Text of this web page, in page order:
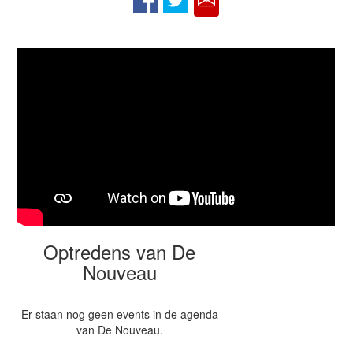
Optredens van De
Nouveau
Er staan nog geen events in de agenda
van De Nouveau.